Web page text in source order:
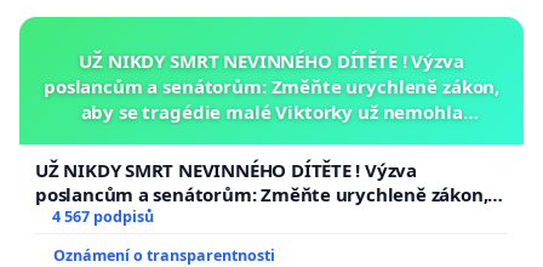
UŽ NIKDY SMRT NEVINNÉHO DÍTĚTE ! Výzva
poslancům a senátorům: Změňte urychleně zákon,
aby se tragédie malé Viktorky už nemohla
UŽ NIKDY SMRT NEVINNÉHO DÍTĚTE ! Výzva
poslancům a senátorům: Změňte urychleně zákon,
aby se tragédie malé Viktorky už nemohla opakovat!
4 567 podpisů
Oznámení o transparentnosti